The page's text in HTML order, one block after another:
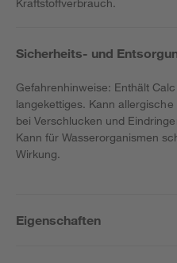
Kraftstoffverbrauch.
Sicherheits- und
Gefahrenhinweise: Enthält
langekettiges. Kann
bei Verschlucken und
Kann für Wasserorganismen
Wirkung.
Eigenschaften